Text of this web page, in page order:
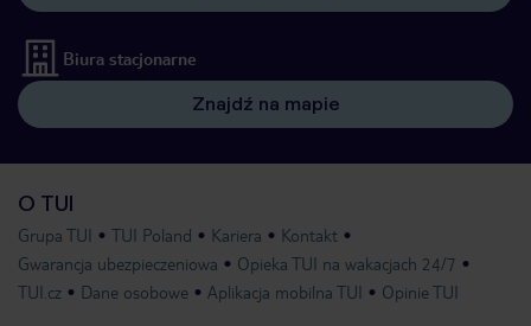
Biura stacjonarne
Znajdź na mapie
O TUI
Grupa TUI TUI Poland Kariera
Kontakt
Gwarancja ubezpieczeniowa
Opieka TUI na wakacjach 24/7
TUI.cz
Dane osobowe Aplikacja mobilna TUI Opinie TUI